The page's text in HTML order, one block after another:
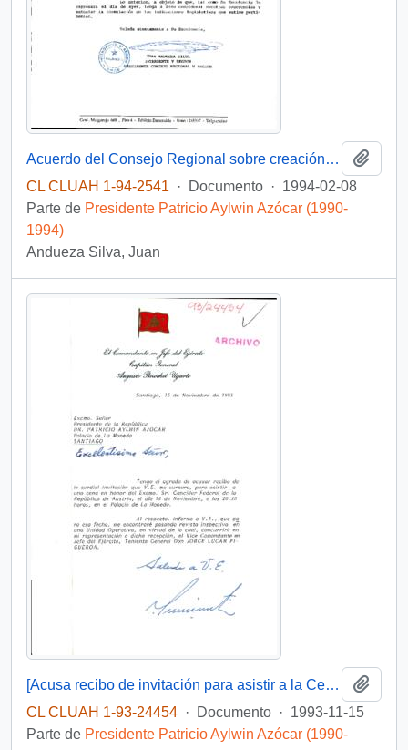
Acuerdo del Consejo Regional sobre creación Comuna de Concón
CL CLUAH 1-94-2541
· Documento · 1994-02-08
Parte de Presidente Patricio Aylwin Azócar (1990-
1994)
Andueza Silva, Juan
[Acusa recibo de invitación para asistir a la Cena que se ofrecerá en honor del Canciller Federal de la República de Austria]
CL CLUAH 1-93-24454 · Documento · 1993-11-15
Parte de Presidente Patricio Aylwin Azócar (1990-